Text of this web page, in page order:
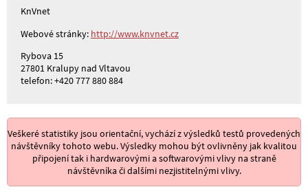
KnVnet
Webové stránky: http://www.knvnet.cz
Rybova 15
27801 Kralupy nad Vltavou
telefon: +420 777 880 884
Veškeré statistiky jsou orientační, vychází z výsledků testů provedených
návštěvníky tohoto webu. Výsledky mohou být ovlivněny jak kvalitou
připojení tak i hardwarovými a softwarovými vlivy na straně
návštěvníka či dalšími nezjistitelnými vlivy.